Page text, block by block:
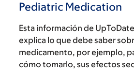
Pediatric Medication
Esta información de UpToDate
explica lo que debe saber
medicamento, por ejemplo,
cómo tomarlo, sus efectos